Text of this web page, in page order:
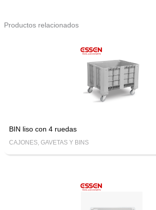
Productos relacionados
BIN liso con 4 ruedas
CAJONES, GAVETAS Y BINS